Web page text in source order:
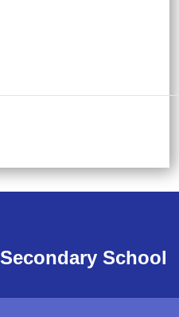
School